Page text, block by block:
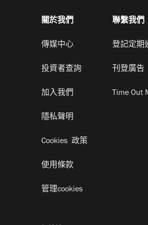
關於我們
傳媒中心
投資者查詢
加入我們
隱私聲明
Cookies 政策
使用條款
管理cookies
聯繫我們
登記定期
刊登廣告
Time Out